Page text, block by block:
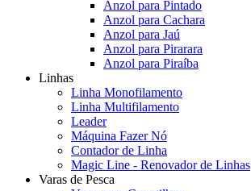
Anzol para Pintado
Anzol para Cachara
Anzol para Jaú
Anzol para Pirarara
Anzol para Piraíba
Linhas
Linha Monofilamento
Linha Multifilamento
Leader
Máquina Fazer Nó
Contador de Linha
Magic Line - Renovador de Linhas
Varas de Pesca